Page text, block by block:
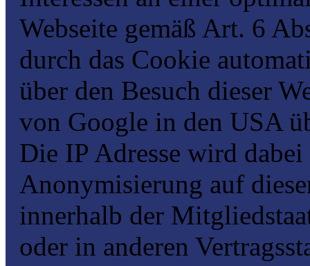
Webseite gemäß Art. 6
durch das Cookie
über den Besuch dieser
von Google in den USA
Die IP Adresse wird
Anonymisierung auf
innerhalb der
oder in anderen